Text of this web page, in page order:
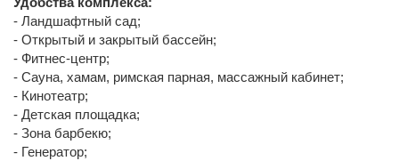
- Ландшафтный сад;
- Открытый и закрытый бассейн;
- Фитнес-центр;
- Сауна, хамам, римская парная, массажный кабинет;
- Кинотеатр;
- Детская площадка;
- Зона барбекю;
- Генератор;